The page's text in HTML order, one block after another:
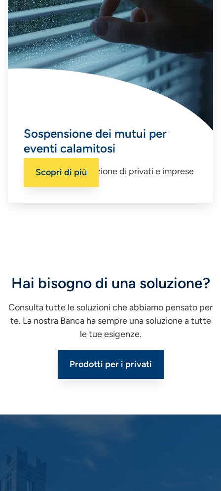
Sospensione dei mutui per
eventi calamitosi
La misura a disposizione di privati e imprese
Scopri di più
Hai bisogno di una soluzione?
Consulta tutte le soluzioni che abbiamo pensato per
te. La nostra Banca ha sempre una soluzione a tutte
le tue esigenze.
Prodotti per i privati